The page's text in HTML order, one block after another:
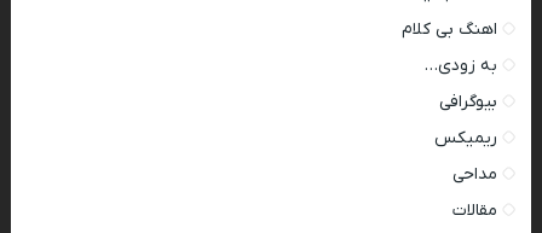
اهنگ بی کلام
به زودی…
بیوگرافی
ریمیکس
مداحی
مقالات